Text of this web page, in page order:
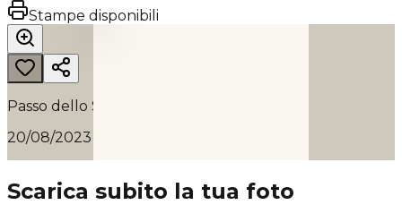
Stampe disponibili
Passo dello Stelvio
20/08/2023 15:50
Scarica subito la tua foto